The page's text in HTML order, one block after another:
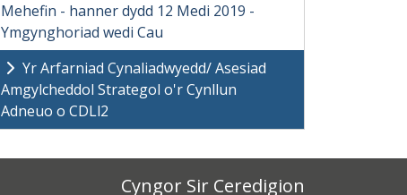
Mehefin - hanner dydd 12 Medi 2019 -
Ymgynghoriad wedi Cau
Yr Arfarniad Cynaliadwyedd/ Asesiad
Amgylcheddol Strategol o'r Cynllun
Adneuo o CDLl2
Cyngor Sir Ceredigion